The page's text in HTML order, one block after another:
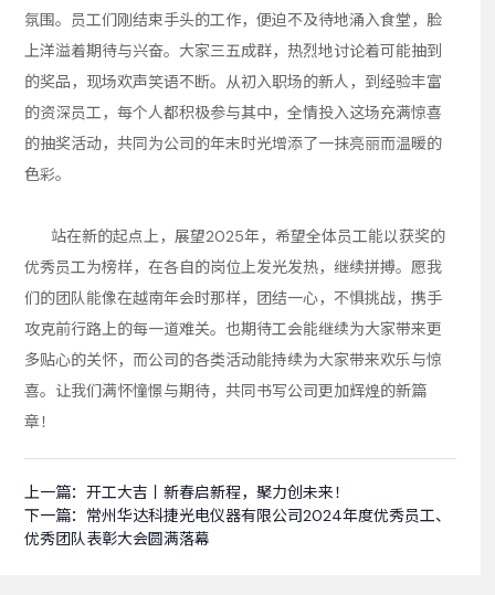
氛围。员工们刚结束手头的工作，便迫不及待地涌入食堂，脸
上洋溢着期待与兴奋。大家三五成群，热烈地讨论着可能抽到
的奖品，现场欢声笑语不断。从初入职场的新人，到经验丰富
的资深员工，每个人都积极参与其中，全情投入这场充满惊喜
的抽奖活动，共同为公司的年末时光增添了一抹亮丽而温暖的
色彩。
站在新的起点上，展望2025年，希望全体员工能以获奖的
优秀员工为榜样，在各自的岗位上发光发热，继续拼搏。愿我
们的团队能像在越南年会时那样，团结一心，不惧挑战，携手
攻克前行路上的每一道难关。也期待工会能继续为大家带来更
多贴心的关怀，而公司的各类活动能持续为大家带来欢乐与惊
喜。让我们满怀憧憬与期待，共同书写公司更加辉煌的新篇
章！
上一篇： 开工大吉丨新春启新程，聚力创未来！
下一篇： 常州华达科捷光电仪器有限公司2024年度优秀员工、
优秀团队表彰大会圆满落幕